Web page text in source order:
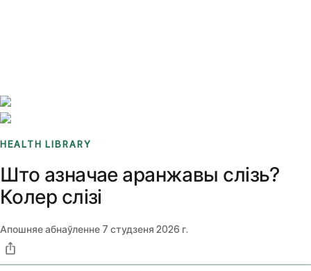
HEALTH LIBRARY
Што азначае аранжавы слізь?
Колер слізі
Апошняе абнаўленне 7 студзеня 2026 г.